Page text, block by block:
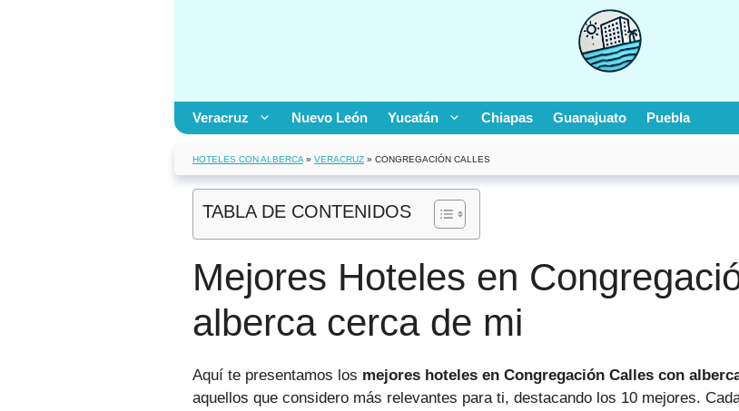
Veracruz Nuevo León Yucatán Chiapas Guanajuato Puebla
HOTELES CON ALBERCA » VERACRUZ » CONGREGACIÓN CALLES
TABLA DE CONTENIDOS
Mejores Hoteles en
alberca cerca de mi
Aquí te presentamos los mejores hoteles en Congregación Calles con
aquellos que considero más relevantes para ti, destacando los 10 mejores.